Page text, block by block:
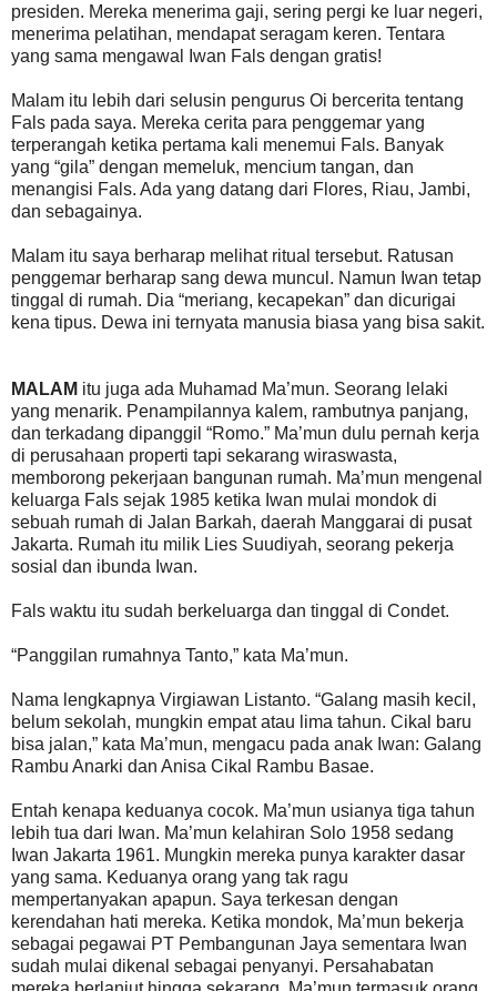
presiden. Mereka menerima gaji, sering pergi ke luar negeri,
menerima pelatihan, mendapat seragam keren. Tentara
yang sama mengawal Iwan Fals dengan gratis!
Malam itu lebih dari selusin pengurus Oi bercerita tentang
Fals pada saya. Mereka cerita para penggemar yang
terperangah ketika pertama kali menemui Fals. Banyak
yang “gila” dengan memeluk, mencium tangan, dan
menangisi Fals. Ada yang datang dari Flores, Riau, Jambi,
dan sebagainya.
Malam itu saya berharap melihat ritual tersebut. Ratusan
penggemar berharap sang dewa muncul. Namun Iwan tetap
tinggal di rumah. Dia “meriang, kecapekan” dan dicurigai
kena tipus. Dewa ini ternyata manusia biasa yang bisa sakit.
MALAM itu juga ada Muhamad Ma’mun. Seorang lelaki
yang menarik. Penampilannya kalem, rambutnya panjang,
dan terkadang dipanggil “Romo.” Ma’mun dulu pernah kerja
di perusahaan properti tapi sekarang wiraswasta,
memborong pekerjaan bangunan rumah. Ma’mun mengenal
keluarga Fals sejak 1985 ketika Iwan mulai mondok di
sebuah rumah di Jalan Barkah, daerah Manggarai di pusat
Jakarta. Rumah itu milik Lies Suudiyah, seorang pekerja
sosial dan ibunda Iwan.
Fals waktu itu sudah berkeluarga dan tinggal di Condet.
“Panggilan rumahnya Tanto,” kata Ma’mun.
Nama lengkapnya Virgiawan Listanto. “Galang masih kecil,
belum sekolah, mungkin empat atau lima tahun. Cikal baru
bisa jalan,” kata Ma’mun, mengacu pada anak Iwan: Galang
Rambu Anarki dan Anisa Cikal Rambu Basae.
Entah kenapa keduanya cocok. Ma’mun usianya tiga tahun
lebih tua dari Iwan. Ma’mun kelahiran Solo 1958 sedang
Iwan Jakarta 1961. Mungkin mereka punya karakter dasar
yang sama. Keduanya orang yang tak ragu
mempertanyakan apapun. Saya terkesan dengan
kerendahan hati mereka. Ketika mondok, Ma’mun bekerja
sebagai pegawai PT Pembangunan Jaya sementara Iwan
sudah mulai dikenal sebagai penyanyi. Persahabatan